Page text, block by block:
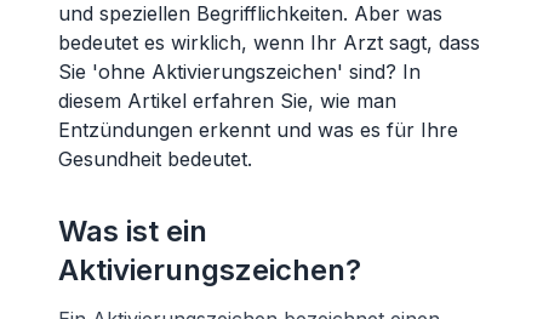
und speziellen Begrifflichkeiten. Aber was
bedeutet es wirklich, wenn Ihr Arzt sagt, dass
Sie 'ohne Aktivierungszeichen' sind? In
diesem Artikel erfahren Sie, wie man
Entzündungen erkennt und was es für Ihre
Gesundheit bedeutet.
Was ist ein
Aktivierungszeichen?